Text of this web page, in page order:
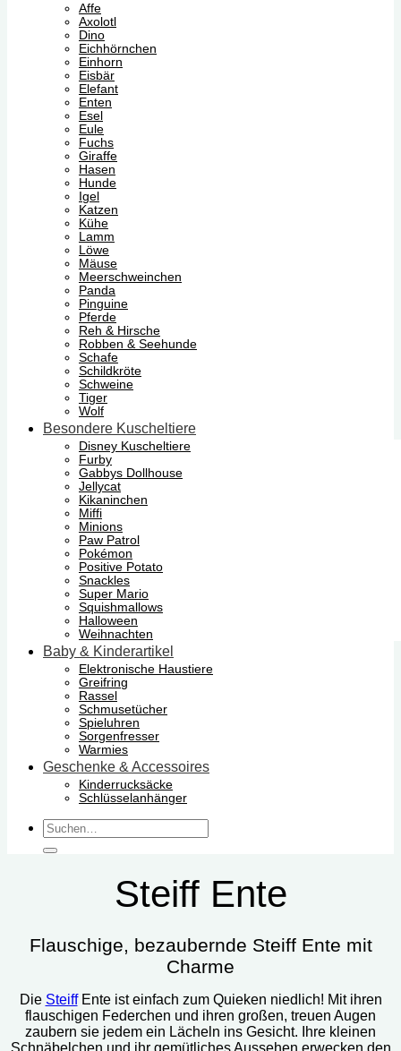
Affe
Axolotl
Dino
Eichhörnchen
Einhorn
Eisbär
Elefant
Enten
Esel
Eule
Fuchs
Giraffe
Hasen
Hunde
Igel
Katzen
Kühe
Lamm
Löwe
Mäuse
Meerschweinchen
Panda
Pinguine
Pferde
Reh & Hirsche
Robben & Seehunde
Schafe
Schildkröte
Schweine
Tiger
Wolf
Besondere Kuscheltiere
Disney Kuscheltiere
Furby
Gabbys Dollhouse
Jellycat
Kikaninchen
Miffi
Minions
Paw Patrol
Pokémon
Positive Potato
Snackles
Super Mario
Squishmallows
Halloween
Weihnachten
Baby & Kinderartikel
Elektronische Haustiere
Greifring
Rassel
Schmusetücher
Spieluhren
Sorgenfresser
Warmies
Geschenke & Accessoires
Kinderrucksäcke
Schlüsselanhänger
Suchen
nach:
Steiff Ente
Flauschige, bezaubernde Steiff Ente mit
Charme
Die SteiffEnte ist einfach zum Quieken niedlich! Mit ihren
flauschigen Federchen und ihren großen, treuen Augen
zaubern sie jedem ein Lächeln ins Gesicht. Ihre kleinen